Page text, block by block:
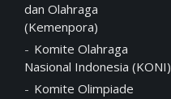
dan Olahraga
(Kemenpora)
Komite Olahraga
Nasional Indonesia (KONI)
Komite Olimpiade